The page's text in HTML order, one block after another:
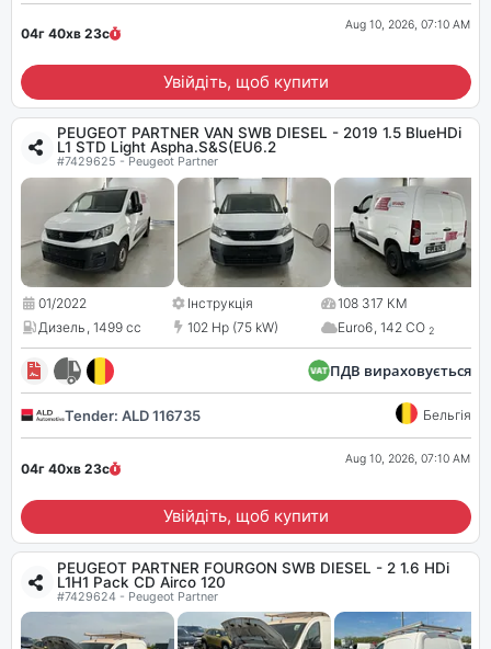
04г 40хв 22с
Aug 10, 2026, 07:10 AM
Увійдіть, щоб купити
PEUGEOT PARTNER VAN SWB DIESEL - 2019 1.5 BlueHDi
L1 STD Light Aspha.S&S(EU6.2
#7429625 - Peugeot Partner
01/2022 Інструкція
108 317 КМ
Дизель, 1499 cc 102 Hp (75 kW) Euro6, 142 CO 2
ПДВ вираховується
Tender: ALD 116735 Бельгія
04г 40хв 22с
Aug 10, 2026, 07:10 AM
Увійдіть, щоб купити
PEUGEOT PARTNER FOURGON SWB DIESEL - 2 1.6 HDi
L1H1 Pack CD Airco 120
#7429624 - Peugeot Partner